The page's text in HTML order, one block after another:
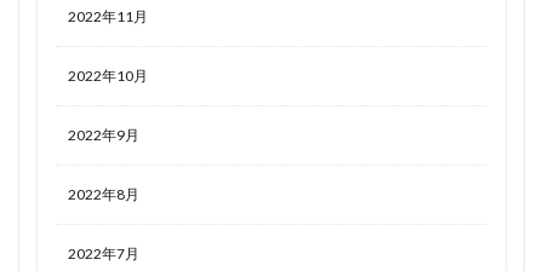
2022年11月
2022年10月
2022年9月
2022年8月
2022年7月